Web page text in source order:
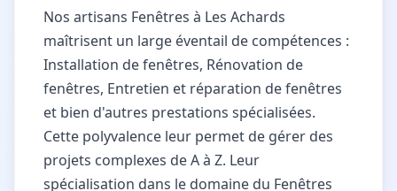
Nos artisans Fenêtres à Les Achards
maîtrisent un large éventail de compétences :
Installation de fenêtres, Rénovation de
fenêtres, Entretien et réparation de fenêtres
et bien d'autres prestations spécialisées.
Cette polyvalence leur permet de gérer des
projets complexes de A à Z. Leur
spécialisation dans le domaine du Fenêtres